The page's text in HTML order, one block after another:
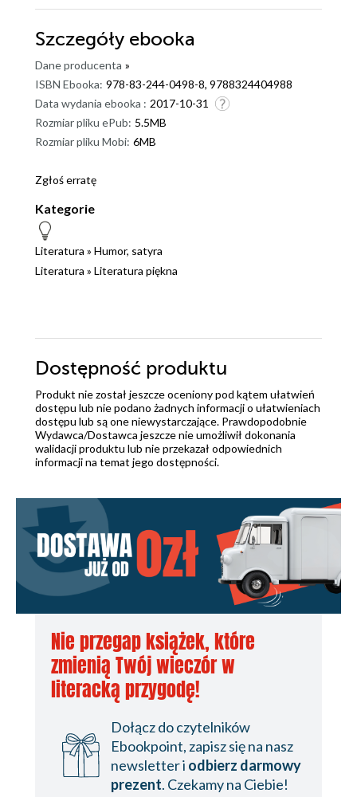
Szczegóły ebooka
Dane producenta »
ISBN Ebooka: 978-83-244-0498-8, 9788324404988
Data wydania ebooka : 2017-10-31
Rozmiar pliku ePub: 5.5MB
Rozmiar pliku Mobi: 6MB
Zgłoś erratę
Kategorie
Literatura » Humor, satyra
Literatura » Literatura piękna
Dostępność produktu
Produkt nie został jeszcze oceniony pod kątem ułatwień
dostępu lub nie podano żadnych informacji o ułatwieniach
dostępu lub są one niewystarczające. Prawdopodobnie
Wydawca/Dostawca jeszcze nie umożliwił dokonania
walidacji produktu lub nie przekazał odpowiednich
informacji na temat jego dostępności.
Nie przegap książek, które
zmienią Twój wieczór w
literacką przygodę!
Dołącz do czytelników
Ebookpoint, zapisz się na nasz
newsletter i odbierz darmowy
prezent. Czekamy na Ciebie!